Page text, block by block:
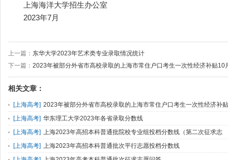
上海海洋大学招生办公室
2023年7月
上一篇： 东华大学2023年艺术类专业录取情况统计
下一篇： 2023年被部分外省市高校录取的上海市常住户口考生一次性经济补贴10
相关文章：
[上海高考] 2023年被部分外省市高校录取的上海市常住户口考生一次性经济补贴
10月8日可开
[上海高考] 华东理工大学2023年各省录取分数线
[上海高考] 上海2023年高招本科普通批院校专业组投档分数线（第二次征求志
愿）
[上海高考] 上海2023年高招本科普通批次平行志愿投档分数线